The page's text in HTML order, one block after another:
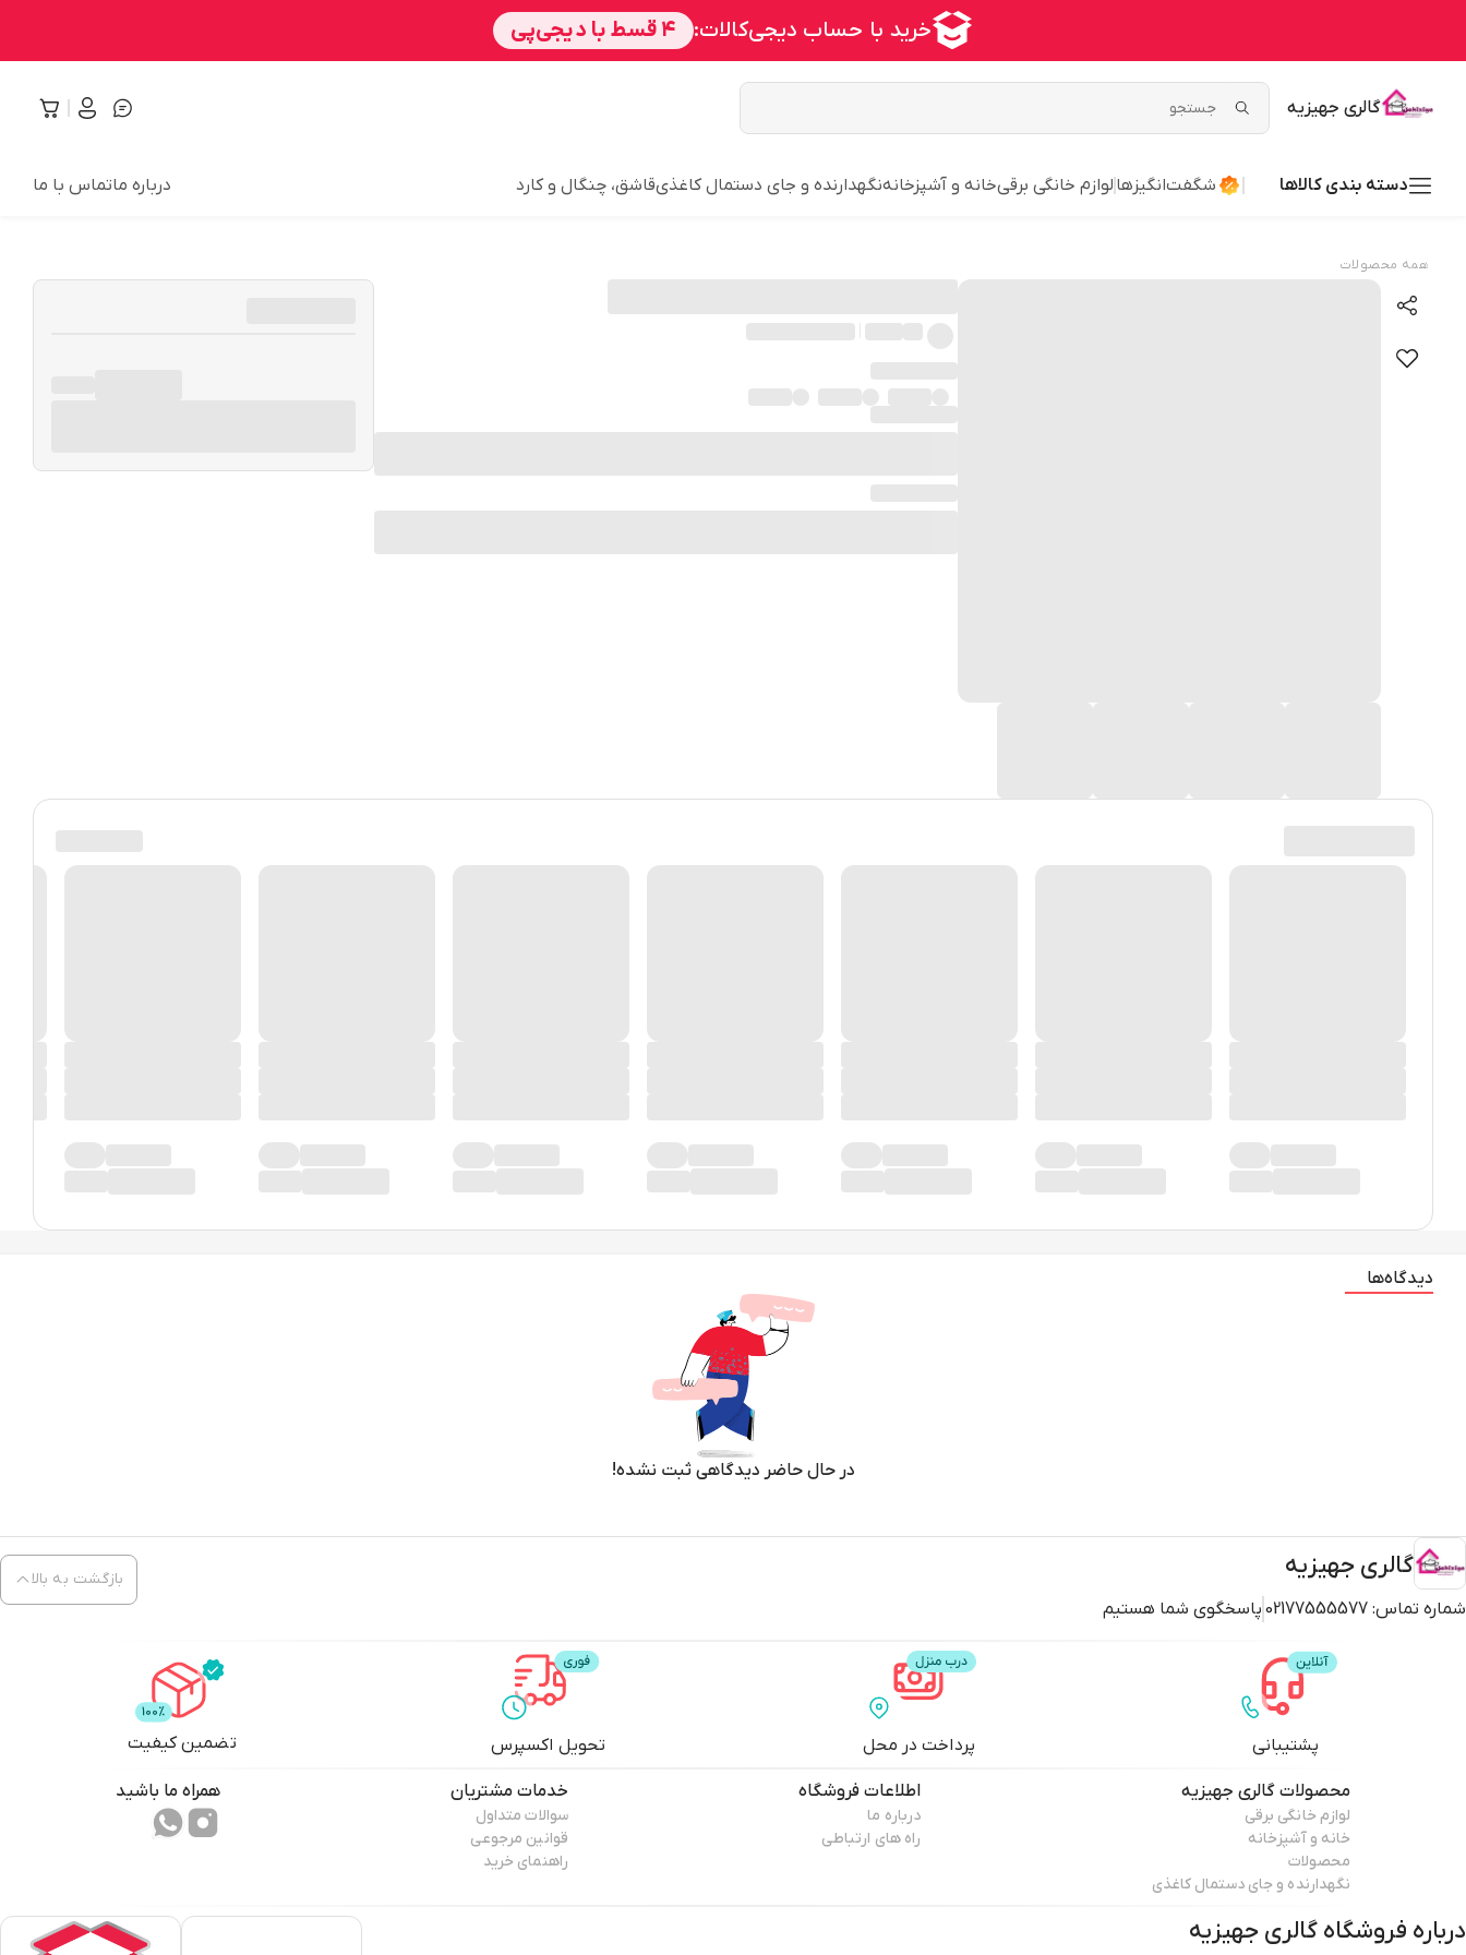
گالری جهیزیه
دسته بندی کالاها شگفت‌انگیزها لوازم خانگی برقیخانه و آشپزخانهنگهدارنده و جای دستمال کاغذیقاشق، چنگال و کارد درباره ماتماس با ما
همه محصولات
دیدگاه‌ها
در حال حاضر دیدگاهی ثبت نشده!
گالری جهیزیه
شماره تماس: 02177555577 پاسخگوی شما هستیم
بازگشت به بالا
پشتیبانی پرداخت در محل تحویل اکسپرس تضمین کیفیت
محصولات گالری جهیزیه
لوازم خانگی برقی
خانه و آشپزخانه
محصولات
نگهدارنده و جای دستمال کاغذی
اطلاعات فروشگاه
درباره ما
راه های ارتباطی
خدمات مشتریان
سوالات متداول
قوانین مرجوعی
راهنمای خرید
همراه ما باشید
درباره فروشگاه گالری جهیزیه